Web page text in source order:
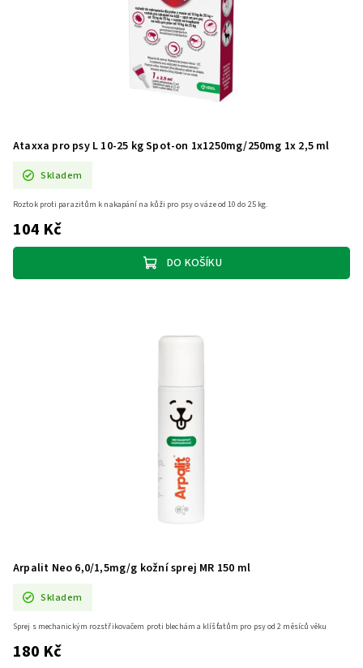
Ataxxa pro psy L 10-25 kg Spot-on 1x1250mg/250mg 1x 2,5 ml
Skladem
104 Kč
DO KOŠÍKU
Roztok proti parazitům k nakapání na kůži pro psy o váze od 10 do 25 kg.
Arpalit Neo 6,0/1,5mg/g kožní sprej MR 150 ml
Skladem
180 Kč
Sprej s mechanickým rozstřikovačem proti blechám a klíšťatům pro psy od 2 měsíců věku